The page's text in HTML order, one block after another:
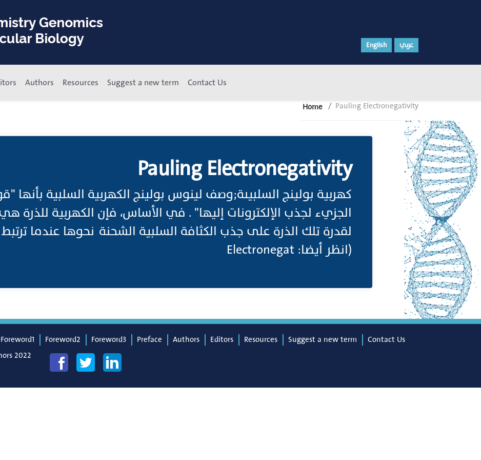
English عربي
Authors Resources Suggest a new term Contact Us
Home Pauling Electronegativity
Pauling Electronegativity
كهربية بولينج السلبيىة;وصف لينوس بولينج الكهربية السلبية بأنها
الجزيء لجذب الإلكترونات إليها" . في الأساس، فإن الكهربية للذرة
لقدرة تلك الذرة على جذب الكثافة السلبية الشحنة نحوها عندما
(انظر أيضا: Electronegat
Foreword1 Foreword2 Foreword3 Preface Authors Editors Resources Suggest a new term
Contact Us
2022